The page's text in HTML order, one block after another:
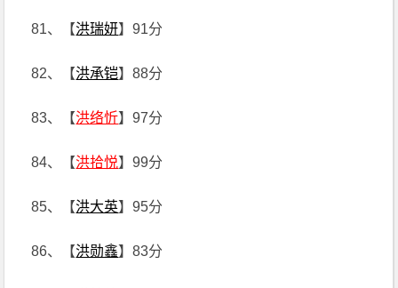
81、【洪瑞妍】91分
82、【洪承铠】88分
83、【洪络忻】97分
84、【洪拾悦】99分
85、【洪大英】95分
86、【洪勋鑫】83分